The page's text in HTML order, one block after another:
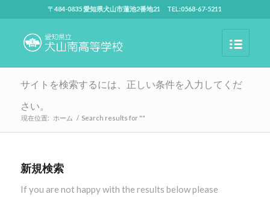
〒484-0835 愛知県犬山市蓮池2番地21 TEL:0568-67-5211
サイトを検索するには、正しい条件を入力してくだ
さい。
現在位置: ホーム / Search results for ""
新規検索
If you are not happy with the results below please